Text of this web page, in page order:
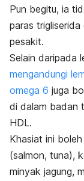
Pun begitu, ia
paras
pesakit.
Selain daripada
mengandungi
omega 6 juga
di dalam badan
HDL.
Khasiat ini
(salmon, tuna),
minyak jagung,